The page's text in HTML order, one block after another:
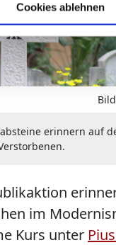
Cookies ablehnen
erinnern auf
im
Kurs unter